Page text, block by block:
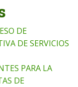
DE
DE SERVICIOS
PARA LA
DE